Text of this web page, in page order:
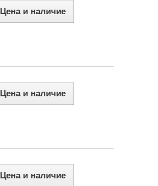
Цена и наличие
Цена и наличие
Цена и наличие